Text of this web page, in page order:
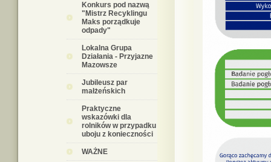
Konkurs pod nazwą
"Mistrz Recyklingu
Maks porządkuje
odpady"
Lokalna Grupa
Działania - Przyjazne
Mazowsze
Jubileusz par
małżeńskich
Praktyczne
wskazówki dla
rolników w przypadku
uboju z konieczności
WAŻNE